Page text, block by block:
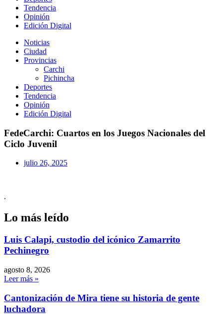
Tendencia
Opinión
Edición Digital
Noticias
Ciudad
Provincias
Carchi
Pichincha
Deportes
Tendencia
Opinión
Edición Digital
FedeCarchi: Cuartos en los Juegos Nacionales del
Ciclo Juvenil
julio 26, 2025
.
Lo más leído
Luis Calapi, custodio del icónico Zamarrito
Pechinegro
agosto 8, 2026
Leer más »
Cantonización de Mira tiene su historia de gente
luchadora